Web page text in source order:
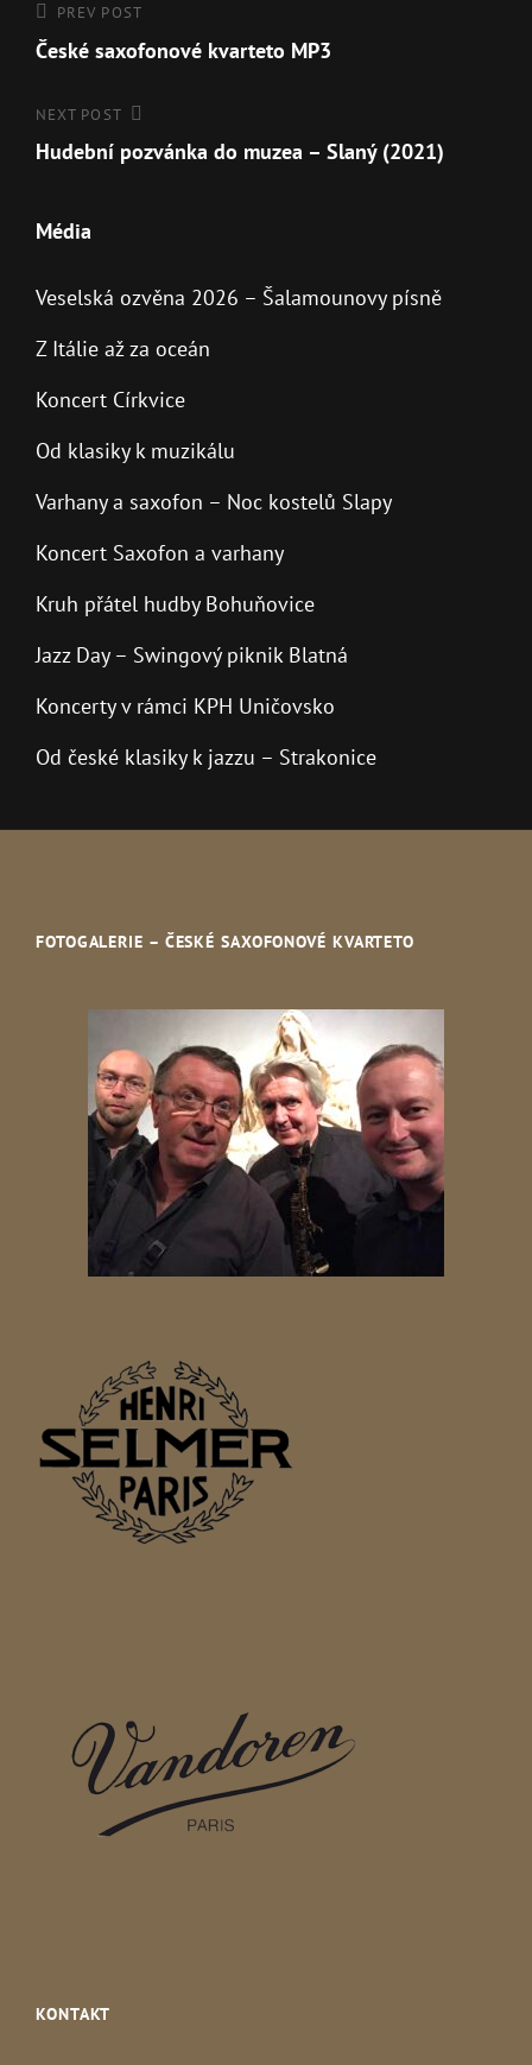
PREV POST
České saxofonové kvarteto MP3
NEXT POST
Hudební pozvánka do muzea – Slaný (2021)
Média
Veselská ozvěna 2026 – Šalamounovy písně
Z Itálie až za oceán
Koncert Církvice
Od klasiky k muzikálu
Varhany a saxofon – Noc kostelů Slapy
Koncert Saxofon a varhany
Kruh přátel hudby Bohuňovice
Jazz Day – Swingový piknik Blatná
Koncerty v rámci KPH Uničovsko
Od české klasiky k jazzu – Strakonice
FOTOGALERIE – ČESKÉ SAXOFONOVÉ KVARTETO
KONTAKT